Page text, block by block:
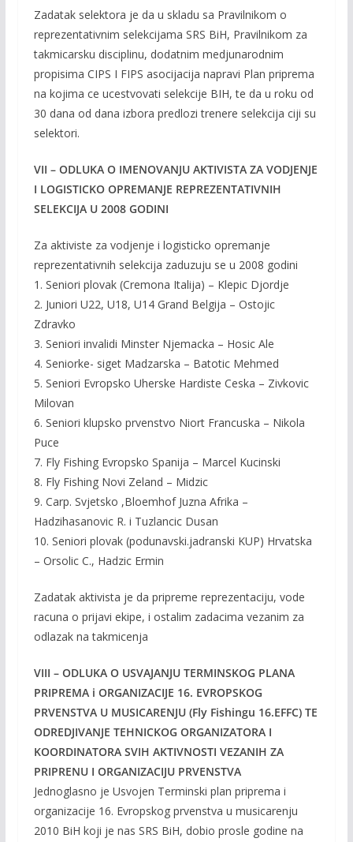
Zadatak selektora je da u skladu sa Pravilnikom o
reprezentativnim selekcijama SRS BiH, Pravilnikom za
takmicarsku disciplinu, dodatnim medjunarodnim
propisima CIPS I FIPS asocijacija napravi Plan priprema
na kojima ce ucestvovati selekcije BIH, te da u roku od
30 dana od dana izbora predlozi trenere selekcija ciji su
selektori.
VII – ODLUKA O IMENOVANJU AKTIVISTA ZA VODJENJE
I LOGISTICKO OPREMANJE REPREZENTATIVNIH
SELEKCIJA U 2008 GODINI
Za aktiviste za vodjenje i logisticko opremanje
reprezentativnih selekcija zaduzuju se u 2008 godini
1. Seniori plovak (Cremona Italija) – Klepic Djordje
2. Juniori U22, U18, U14 Grand Belgija – Ostojic
Zdravko
3. Seniori invalidi Minster Njemacka – Hosic Ale
4. Seniorke- siget Madzarska – Batotic Mehmed
5. Seniori Evropsko Uherske Hardiste Ceska – Zivkovic
Milovan
6. Seniori klupsko prvenstvo Niort Francuska – Nikola
Puce
7. Fly Fishing Evropsko Spanija – Marcel Kucinski
8. Fly Fishing Novi Zeland – Midzic
9. Carp. Svjetsko ,Bloemhof Juzna Afrika –
Hadzihasanovic R. i Tuzlancic Dusan
10. Seniori plovak (podunavski.jadranski KUP) Hrvatska
– Orsolic C., Hadzic Ermin
Zadatak aktivista je da pripreme reprezentaciju, vode
racuna o prijavi ekipe, i ostalim zadacima vezanim za
odlazak na takmicenja
VIII – ODLUKA O USVAJANJU TERMINSKOG PLANA
PRIPREMA i ORGANIZACIJE 16. EVROPSKOG
PRVENSTVA U MUSICARENJU (Fly Fishingu 16.EFFC) TE
ODREDJIVANJE TEHNICKOG ORGANIZATORA I
KOORDINATORA SVIH AKTIVNOSTI VEZANIH ZA
PRIPRENU I ORGANIZACIJU PRVENSTVA
Jednoglasno je Usvojen Terminski plan priprema i
organizacije 16. Evropskog prvenstva u musicarenju
2010 BiH koji je nas SRS BiH, dobio prosle godine na